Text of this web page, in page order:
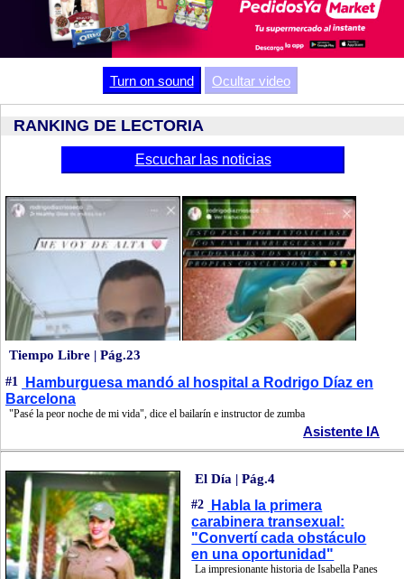
Turn on sound Ocultar video
RANKING DE LECTORIA
Escuchar las noticias
Tiempo Libre | Pág.23
#1
Hamburguesa mandó al hospital a Rodrigo Díaz en
Barcelona
"Pasé la peor noche de mi vida", dice el bailarín e instructor de zumba
Asistente IA
El Día | Pág.4
#2
Habla la primera
carabinera transexual:
"Convertí cada obstáculo
en una oportunidad"
La impresionante historia de Isabella Panes